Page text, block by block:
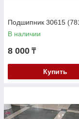
Подшипник 30615
В наличии
8 000 ₸
Купить